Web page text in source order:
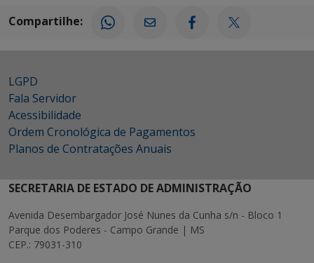
Compartilhe:
LGPD
Fala Servidor
Acessibilidade
Ordem Cronológica de Pagamentos
Planos de Contratações Anuais
SECRETARIA DE ESTADO DE ADMINISTRAÇÃO
Avenida Desembargador José Nunes da Cunha s/n - Bloco 1
Parque dos Poderes - Campo Grande | MS
CEP.: 79031-310